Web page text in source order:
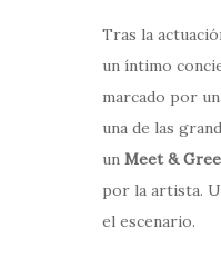
Tras la
un íntimo
marcado por
una de las
un Meet &
por la artista.
el escenario.